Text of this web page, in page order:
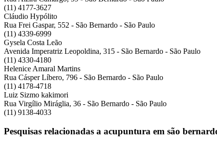
(11) 4177-3627
Cláudio Hypólito
Rua Frei Gaspar, 552 - São Bernardo - São Paulo
(11) 4339-6999
Gysela Costa Leão
Avenida Imperatriz Leopoldina, 315 - São Bernardo - São Paulo
(11) 4330-4180
Helenice Amaral Martins
Rua Cásper Líbero, 796 - São Bernardo - São Paulo
(11) 4178-4718
Luiz Sizmo kakimori
Rua Virgílio Miráglia, 36 - São Bernardo - São Paulo
(11) 9138-4033
Pesquisas relacionadas a acupuntura em são